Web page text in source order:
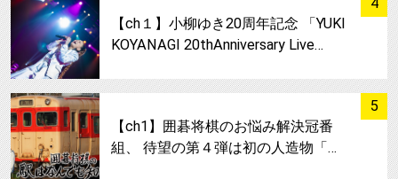
4
【ch１】小柳ゆき20周年記念 「YUKI
KOYANAGI 20thAnniversary Live…
5
サムネイル
【ch1】囲碁将棋のお悩み解決冠番
組、 待望の第４弾は初の人造物「…